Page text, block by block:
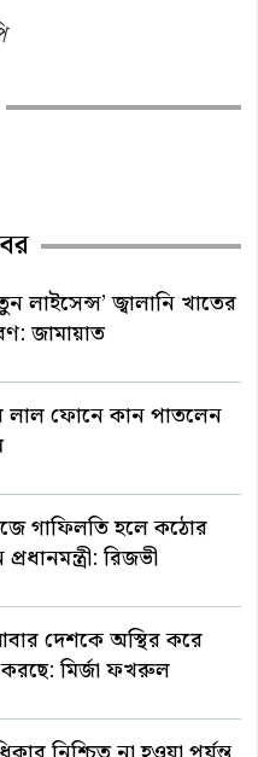
লাইসেন্স’ জ্বালানি খাতের
জামায়াত
লাল ফোনে কান পাতলেন
গাফিলতি হলে কঠোর
প্রধানমন্ত্রী: রিজভী
দেশকে অস্থির করে
করছে: মির্জা ফখরুল